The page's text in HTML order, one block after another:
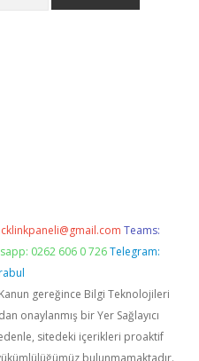
Teams:
0262 606 0 726 Telegram:
Kanun gereğince Bilgi Teknolojileri
onaylanmış bir Yer Sağlayıcı
sitedeki içerikleri proaktif
bulunmamaktadır.